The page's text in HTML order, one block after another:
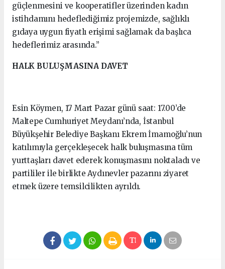
güçlenmesini ve kooperatifler üzerinden kadın
istihdamını hedeflediğimiz projemizde, sağlıklı
gıdaya uygun fiyatlı erişimi sağlamak da başlıca
hedeflerimiz arasında.”
HALK BULUŞMASINA DAVET
Esin Köymen, 17 Mart Pazar günü saat: 17.00’de
Maltepe Cumhuriyet Meydanı’nda, İstanbul
Büyükşehir Belediye Başkanı Ekrem İmamoğlu’nun
katılımıyla gerçekleşecek halk buluşmasına tüm
yurttaşları davet ederek konuşmasını noktaladı ve
partililer ile birlikte Aydınevler pazarını ziyaret
etmek üzere temsilcilikten ayrıldı.